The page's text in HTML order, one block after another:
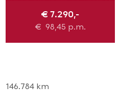
€ 7.290,-
€ 98,45 p.m.
146.784 km